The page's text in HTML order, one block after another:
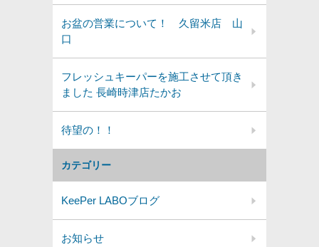
カテゴリー
KeePer LABOブログ
お知らせ
お盆の営業について！ 久留米店 山
口
フレッシュキーパーを施工させて頂き
ました 長崎時津店たかお
待望の！！